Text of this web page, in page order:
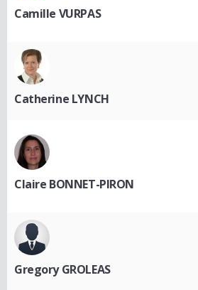
Camille VURPAS
Catherine LYNCH
Claire BONNET-PIRON
Gregory GROLEAS